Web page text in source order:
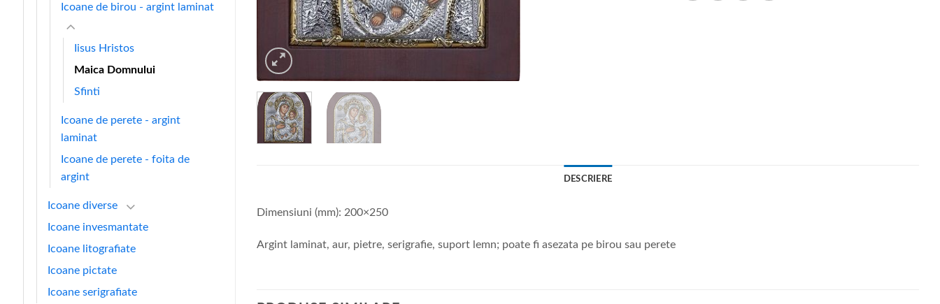
Icoane de birou - argint laminat
Iisus Hristos
Maica Domnului
Sfinti
Icoane de perete - argint
laminat
Icoane de perete - foita de
argint
Icoane diverse
Icoane invesmantate
Icoane litografiate
Icoane pictate
Icoane serigrafiate
DESCRIERE
Dimensiuni (mm): 200×250
Argint laminat, aur, pietre, serigrafie, suport lemn; poate fi asezata pe birou sau perete